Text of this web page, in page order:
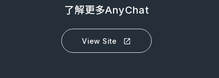
了解更多AnyChat
View Site